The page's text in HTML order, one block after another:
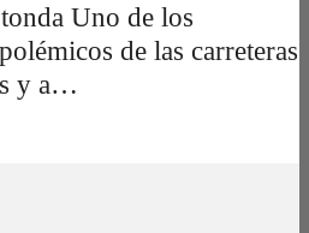
Uno de los
de las carreteras
y a…